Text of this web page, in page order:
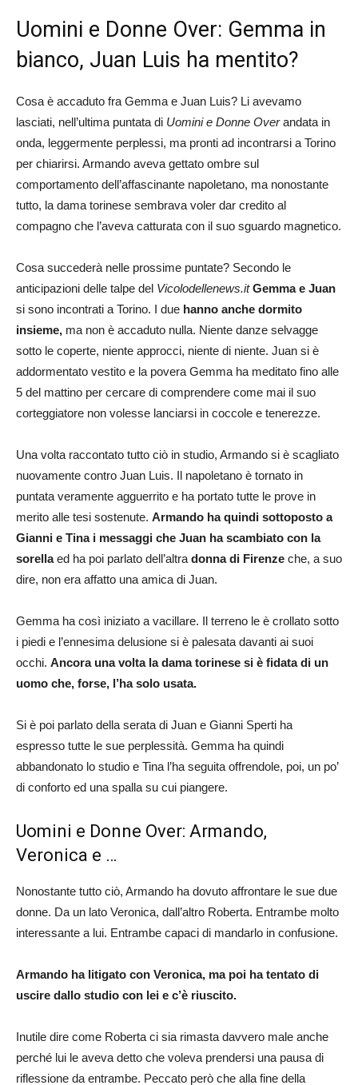
Uomini e Donne Over: Gemma in
bianco, Juan Luis ha mentito?
Cosa è accaduto fra Gemma e Juan Luis? Li avevamo
lasciati, nell’ultima puntata di Uomini e Donne Overandata in
onda, leggermente perplessi, ma pronti ad incontrarsi a Torino
per chiarirsi. Armando aveva gettato ombre sul
comportamento dell’affascinante napoletano, ma nonostante
tutto, la dama torinese sembrava voler dar credito al
compagno che l’aveva catturata con il suo sguardo magnetico.
Cosa succederà nelle prossime puntate? Secondo le
anticipazioni delle talpe del Vicolodellenews.it Gemma e Juan
si sono incontrati a Torino. I due hanno anche dormito
insieme, ma non è accaduto nulla. Niente danze selvagge
sotto le coperte, niente approcci, niente di niente. Juan si è
addormentato vestito e la povera Gemma ha meditato fino alle
5 del mattino per cercare di comprendere come mai il suo
corteggiatore non volesse lanciarsi in coccole e tenerezze.
Una volta raccontato tutto ciò in studio, Armando si è scagliato
nuovamente contro Juan Luis. Il napoletano è tornato in
puntata veramente agguerrito e ha portato tutte le prove in
merito alle tesi sostenute. Armando ha quindi sottoposto a
Gianni e Tina i messaggi che Juan ha scambiato con la
sorellaed ha poi parlato dell’altra donna di Firenze che, a suo
dire, non era affatto una amica di Juan.
Gemma ha così iniziato a vacillare. Il terreno le è crollato sotto
i piedi e l’ennesima delusione si è palesata davanti ai suoi
occhi. Ancora una volta la dama torinese si è fidata di un
uomo che, forse, l’ha solo usata.
Si è poi parlato della serata di Juan e Gianni Sperti ha
espresso tutte le sue perplessità. Gemma ha quindi
abbandonato lo studio e Tina l’ha seguita offrendole, poi, un po’
di conforto ed una spalla su cui piangere.
Uomini e Donne Over: Armando,
Veronica e …
Nonostante tutto ciò, Armando ha dovuto affrontare le sue due
donne. Da un lato Veronica, dall’altro Roberta. Entrambe molto
interessante a lui. Entrambe capaci di mandarlo in confusione.
Armando ha litigato con Veronica, ma poi ha tentato di
uscire dallo studio con lei e c’è riuscito.
Inutile dire come Roberta ci sia rimasta davvero male anche
perché lui le aveva detto che voleva prendersi una pausa di
riflessione da entrambe. Peccato però che alla fine della